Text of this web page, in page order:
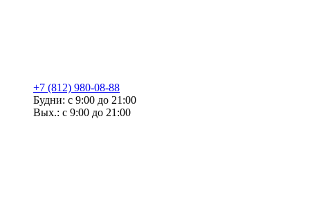
+7 (812) 980-08-88
Будни: с 9:00 до 21:00
Вых.: с 9:00 до 21:00